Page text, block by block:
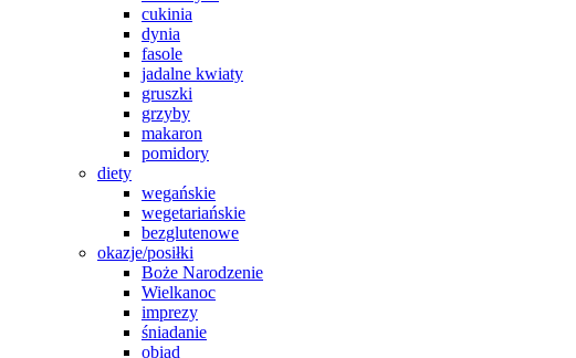
cukinia
dynia
fasole
jadalne kwiaty
gruszki
grzyby
makaron
pomidory
diety
wegańskie
wegetariańskie
bezglutenowe
okazje/posiłki
Boże Narodzenie
Wielkanoc
imprezy
śniadanie
obiad